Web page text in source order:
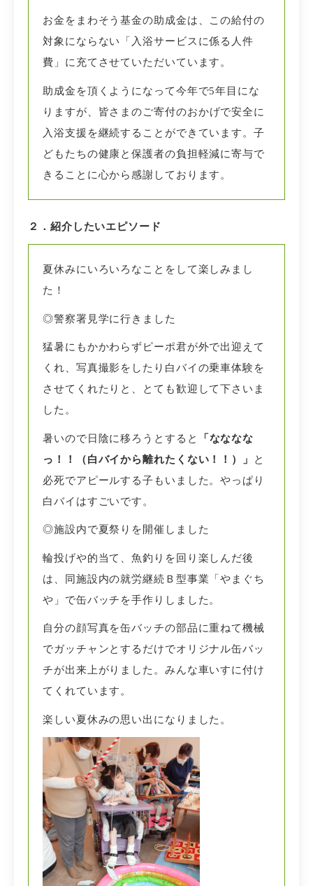
お金をまわそう基金の助成金は、この給付の
対象にならない「入浴サービスに係る人件
費」に充てさせていただいています。
助成金を頂くようになって今年で5年目にな
りますが、皆さまのご寄付のおかげで安全に
入浴支援を継続することができています。子
どもたちの健康と保護者の負担軽減に寄与で
きることに心から感謝しております。
２．紹介したいエピソード
夏休みにいろいろなことをして楽しみまし
た！
◎警察署見学に行きました
猛暑にもかかわらずピーポ君が外で出迎えて
くれ、写真撮影をしたり白バイの乗車体験を
させてくれたりと、とても歓迎して下さいま
した。
暑いので日陰に移ろうとすると
「なななな
っ！！（白バイから離れたくない！！）」
と
必死でアピールする子もいました。やっぱり
白バイはすごいです。
◎施設内で夏祭りを開催しました
輪投げや的当て、魚釣りを回り楽しんだ後
は、同施設内の就労継続Ｂ型事業「やまぐち
や」で缶バッチを手作りしました。
自分の顔写真を缶バッチの部品に重ねて機械
でガッチャンとするだけでオリジナル缶バッ
チが出来上がりました。みんな車いすに付け
てくれています。
楽しい夏休みの思い出になりました。